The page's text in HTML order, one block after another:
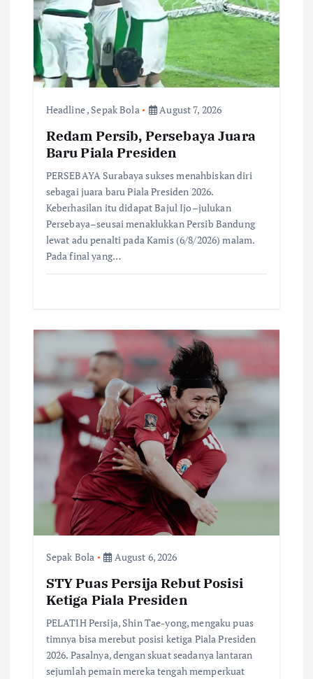
t
o
Headline, Sepak Bola August 7, 2026
Redam Persib, Persebaya Juara
Baru Piala Presiden
PERSEBAYA Surabaya sukses menahbiskan diri
sebagai juara baru Piala Presiden 2026.
Keberhasilan itu didapat Bajul Ijo–julukan
Persebaya–seusai menaklukkan Persib Bandung
lewat adu penalti pada Kamis (6/8/2026) malam.
Pada final yang…
Sepak Bola August 6, 2026
STY Puas Persija Rebut Posisi
Ketiga Piala Presiden
PELATIH Persija, Shin Tae-yong, mengaku puas
timnya bisa merebut posisi ketiga Piala Presiden
2026. Pasalnya, dengan skuat seadanya lantaran
sejumlah pemain mereka tengah memperkuat